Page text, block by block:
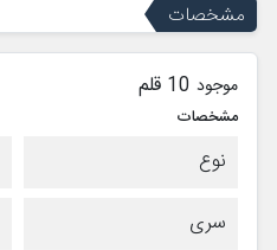
مشخصات
موجود 10 قلم
مشخصات
نوع
سری